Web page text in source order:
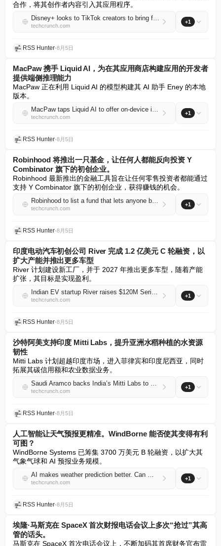
合作，将其创作者内容引入其应用程序。
Disney+ looks to TikTok creators to bring fan content to its short-form video feed
techcrunch.com
+1
RSS Hunter•8月5日
MacPaw 携手 Liquid AI，为在其应用商店构建应用的开发者
提供端侧推理能力
MacPaw 正在利用 Liquid AI 的模型构建其 AI 助手 Eney 的本地
版本。
MacPaw taps Liquid AI to offer on-device inference to devs building for its app store
techcrunch.com
+1
RSS Hunter•8月5日
Robinhood 将推出一只基金，让任何人都能反向投资 Y
Combinator 旗下的初创企业。
Robinhood 最新推出的金融工具旨在让任何零售投资者都能通过
支持 Y Combinator 旗下的初创企业，获得赚钱的机会。
Robinhood to list a fund that lets anyone back Y Combinator startups
techcrunch.com
+1
RSS Hunter•8月5日
印度电动汽车初创公司 River 完成 1.2 亿美元 C 轮融资，以
扩大产能并推出更多车型
River 计划建设新工厂，并于 2027 年推出更多车型，随着产能
扩张，其目标是实现盈利。
Indian EV startup River raises $120M Series C to scale production, launch more models
techcrunch.com
+1
RSS Hunter•8月5日
沙特阿美支持印度 Mitti Labs，提升亚洲水稻种植的水资源
韧性
Mitti Labs 计划超越印度市场，进入菲律宾和印度尼西亚，同时
拓展其碳信用额和农业数据业务。
Saudi Aramco backs India’s Mitti Labs to make Asia’s rice farming more water-resilient
techcrunch.com
+1
RSS Hunter•8月5日
人工智能让天气预报更精准。WindBorne 能否使其变得有利
可图？
WindBorne Systems 已筹集 3700 万美元 B 轮融资，以扩大其
气象气球和 AI 预报业务规模。
AI makes weather prediction better. Can WindBorne make it lucrative?
techcrunch.com
+1
RSS Hunter•8月5日
埃隆·马斯克在 SpaceX 首次财报电话会议上多次“抢过”其高
管的话头。
马斯克在 SpaceX 首次电话会议上，不断加码其首席财务官布雷